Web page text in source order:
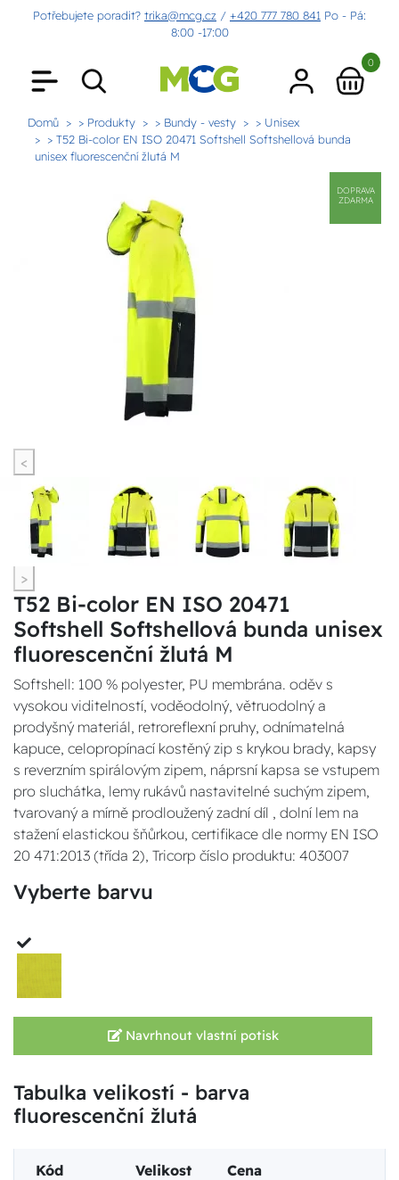
Potřebujete poradit? trika@mcg.cz / +420 777 780 841 Po - Pá:
8:00 -17:00
0
Domů > Produkty > Bundy - vesty
> Unisex
> T52 Bi-color EN ISO 20471 Softshell Softshellová bunda
unisex fluorescenční žlutá M
DOPRAVA
ZDARMA
<
>
T52 Bi-color EN ISO 20471
Softshell Softshellová bunda unisex
fluorescenční žlutá M
Softshell: 100 % polyester, PU membrána. oděv s
vysokou viditelností, voděodolný, větruodolný a
prodyšný materiál, retroreflexní pruhy, odnímatelná
kapuce, celopropínací kostěný zip s krykou brady, kapsy
s reverzním spirálovým zipem, náprsní kapsa se vstupem
pro sluchátka, lemy rukávů nastavitelné suchým zipem,
tvarovaný a mírně prodloužený zadní díl , dolní lem na
stažení elastickou šňůrkou, certifikace dle normy EN ISO
20 471:2013 (třída 2), Tricorp číslo produktu: 403007
Vyberte barvu
Navrhnout vlastní potisk
Tabulka velikostí - barva
fluorescenční žlutá
Kód Velikost Cena